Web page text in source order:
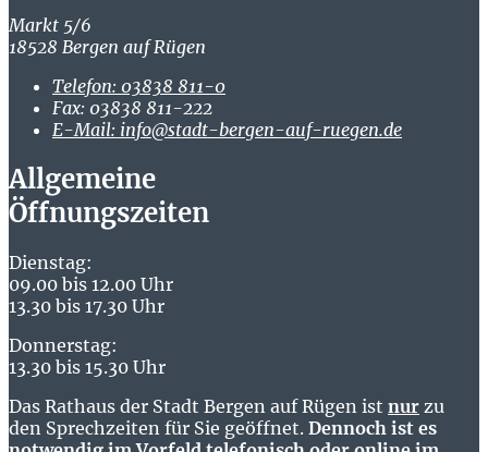
Markt 5/6
18528 Bergen auf Rügen
Telefon: 03838 811-0
Fax: 03838 811-222
E-Mail: info@stadt-bergen-auf-ruegen.de
Allgemeine
Öffnungszeiten
Dienstag:
09.00 bis 12.00 Uhr
13.30 bis 17.30 Uhr
Donnerstag:
13.30 bis 15.30 Uhr
Das Rathaus der Stadt Bergen auf Rügen ist nur zu
den Sprechzeiten für Sie geöffnet. Dennoch ist es